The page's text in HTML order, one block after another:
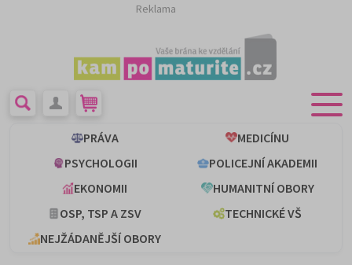
Reklama
PRÁVA
MEDICÍNU
PSYCHOLOGII
POLICEJNÍ AKADEMII
EKONOMII
HUMANITNÍ OBORY
OSP, TSP A ZSV
TECHNICKÉ VŠ
NEJŽÁDANĚJŠÍ OBORY